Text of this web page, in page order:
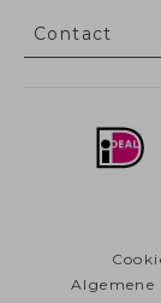
Contact
Algemene